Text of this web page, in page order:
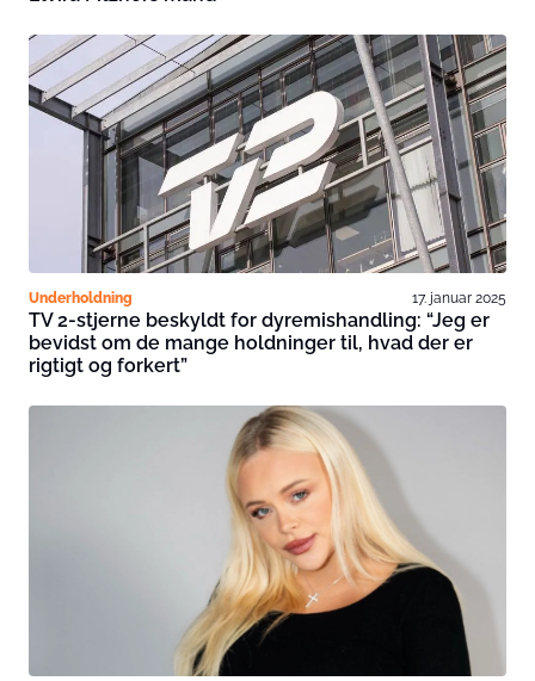
Underholdning 17. januar 2025
TV 2-stjerne beskyldt for dyremishandling: “Jeg er
bevidst om de mange holdninger til, hvad der er
rigtigt og forkert”